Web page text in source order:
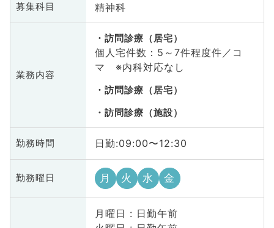
募集科目 精神科
業務内容
訪問診療（居宅）
個人宅件数：5～7件程度件／コ
マ ※内科対応なし
訪問診療（居宅）
訪問診療（施設）
勤務時間 日勤:09:00〜12:30
勤務曜日 月 火 水 金
月曜日 : 日勤午前